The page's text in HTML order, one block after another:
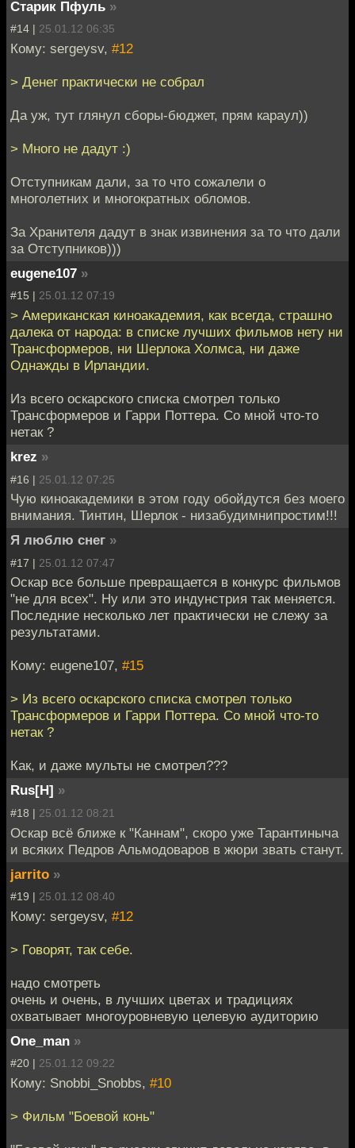
Старик Пфуль »
#14 | 25.01.12 06:35
Кому: sergeysv, #12
> Денег практически не собрал
Да уж, тут глянул сборы-бюджет, прям караул))
> Много не дадут :)
Отступникам дали, за то что сожалели о
многолетних и многократных обломов.
За Хранителя дадут в знак извинения за то что дали
за Отступников)))
eugene107 »
#15 | 25.01.12 07:19
> Американская киноакадемия, как всегда, страшно
далека от народа: в списке лучших фильмов нету ни
Трансформеров, ни Шерлока Холмса, ни даже
Однажды в Ирландии.
Из всего оскарского списка смотрел только
Трансформеров и Гарри Поттера. Со мной что-то
нетак ?
krez »
#16 | 25.01.12 07:25
Чую киноакадемики в этом году обойдутся без моего
внимания. Тинтин, Шерлок - низабудимнипростим!!!
Я люблю снег »
#17 | 25.01.12 07:47
Оскар все больше превращается в конкурс фильмов
"не для всех". Ну или это индунстрия так меняется.
Последние несколько лет практически не слежу за
результатами.
Кому: eugene107, #15
> Из всего оскарского списка смотрел только
Трансформеров и Гарри Поттера. Со мной что-то
нетак ?
Как, и даже мульты не смотрел???
Rus[H] »
#18 | 25.01.12 08:21
Оскар всё ближе к "Каннам", скоро уже Тарантиныча
и всяких Педров Альмодоваров в жюри звать станут.
jarrito »
#19 | 25.01.12 08:40
Кому: sergeysv, #12
> Говорят, так себе.
надо смотреть
очень и очень, в лучших цветах и традициях
охватывает многоуровневую целевую аудиторию
One_man »
#20 | 25.01.12 09:22
Кому: Snobbi_Snobbs, #10
> Фильм "Боевой конь"